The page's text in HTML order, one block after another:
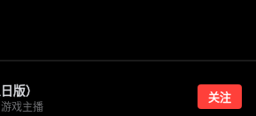
版）
戏主播
关注